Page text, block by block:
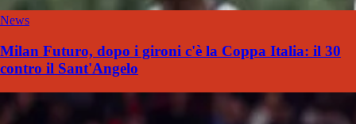
News
Milan Futuro, dopo i gironi c'è la Coppa Italia: il 30
contro il Sant'Angelo